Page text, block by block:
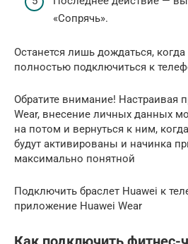
«Сопрячь».
Останется лишь дождаться,
полностью подключиться к
Обратите внимание! Настраивая
Wear, внесение личных данных
на потом и вернуться к ним,
будут активированы и начинка
максимально понятной
Подключить браслет Huawei к
приложение Huawei Wear